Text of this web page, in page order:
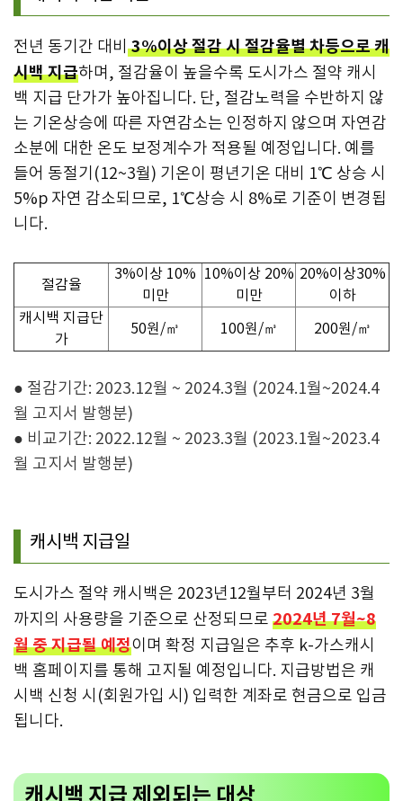
전년 동기간 대비 3%이상 절감 시 절감율별 차등으로 캐
시백 지급하며, 절감율이 높을수록 도시가스 절약 캐시
백 지급 단가가 높아집니다. 단, 절감노력을 수반하지 않
는 기온상승에 따른 자연감소는 인정하지 않으며 자연감
소분에 대한 온도 보정계수가 적용될 예정입니다. 예를
들어 동절기(12~3월) 기온이 평년기온 대비 1℃ 상승 시
5%p 자연 감소되므로, 1℃상승 시 8%로 기준이 변경됩
니다.
절감율
3%이상 10%
미만
10%이상 20%
미만
20%이상30%
이하
캐시백 지급단
가
50원/㎥ 100원/㎥ 200원/㎥
● 절감기간: 2023.12월 ~ 2024.3월 (2024.1월~2024.4
월 고지서 발행분)
● 비교기간: 2022.12월 ~ 2023.3월 (2023.1월~2023.4
월 고지서 발행분)
캐시백 지급일
도시가스 절약 캐시백은 2023년12월부터 2024년 3월
까지의 사용량을 기준으로 산정되므로 2024년 7월~8
월 중 지급될 예정이며 확정 지급일은 추후 k-가스캐시
백 홈페이지를 통해 고지될 예정입니다. 지급방법은 캐
시백 신청 시(회원가입 시) 입력한 계좌로 현금으로 입금
됩니다.